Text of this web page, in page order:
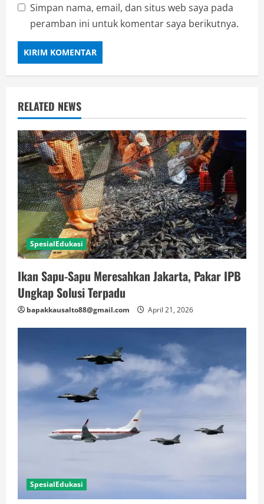
Simpan nama, email, dan situs web saya pada
peramban ini untuk komentar saya berikutnya.
RELATED NEWS
SpesialEdukasi
Ikan Sapu-Sapu Meresahkan Jakarta, Pakar IPB
Ungkap Solusi Terpadu
bapakkausalto88@gmail.com April 21, 2026
SpesialEdukasi